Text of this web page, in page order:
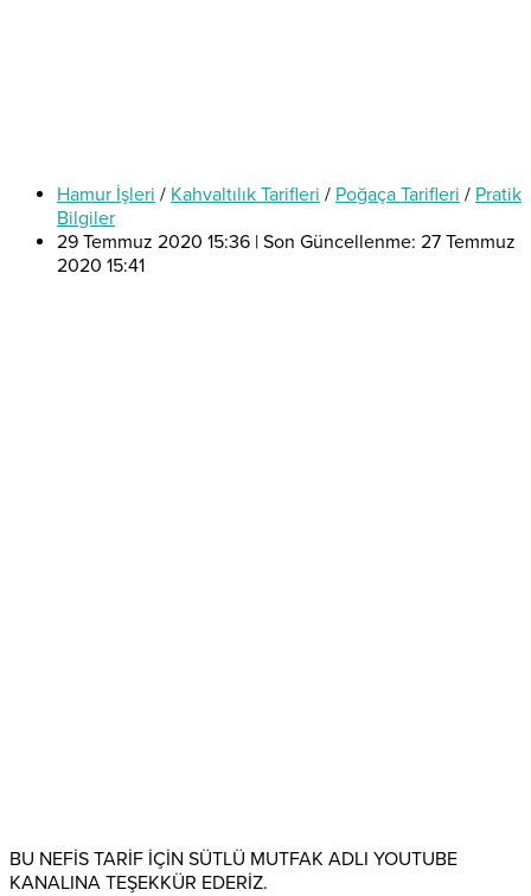
Hamur İşleri / Kahvaltılık Tarifleri / Poğaça Tarifleri / Pratik
Bilgiler
29 Temmuz 2020 15:36 | Son Güncellenme: 27 Temmuz
2020 15:41
BU NEFİS TARİF İÇİN SÜTLÜ MUTFAK ADLI YOUTUBE
KANALINA TEŞEKKÜR EDERİZ.